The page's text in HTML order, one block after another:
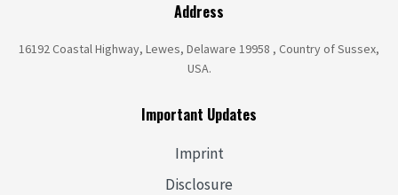
Address
16192 Coastal Highway, Lewes, Delaware 19958 , Country of Sussex,
USA.
Important Updates
Imprint
Disclosure